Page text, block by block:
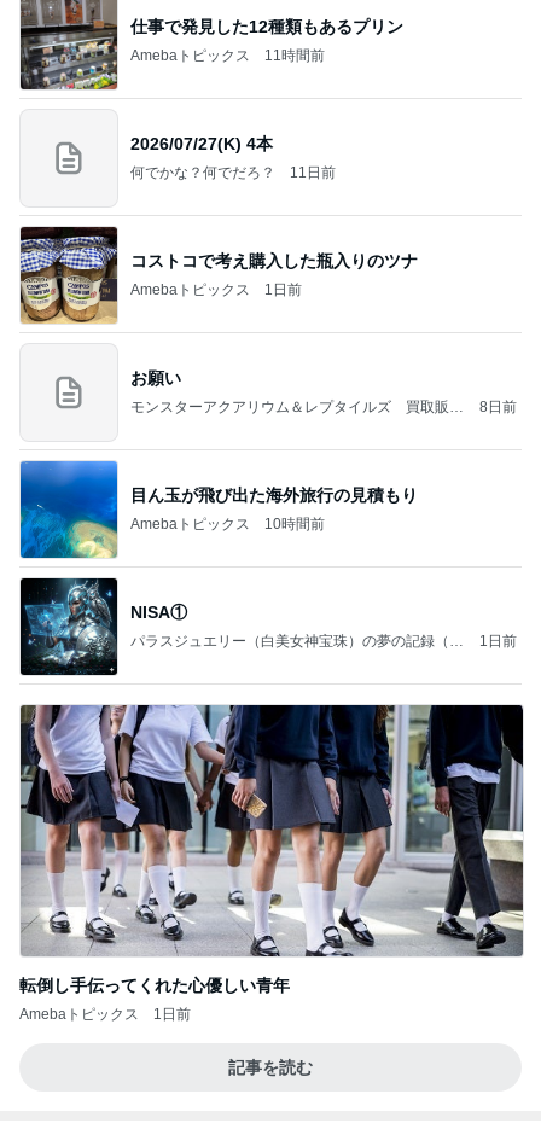
仕事で発見した12種類もあるプリン
Amebaトピックス 11時間前
2026/07/27(K) 4本
何でかな？何でだろ？ 11日前
コストコで考え購入した瓶入りのツナ
Amebaトピックス 1日前
お願い
モンスターアクアリウム＆レプタイルズ 買取販売
8日前
目ん玉が飛び出た海外旅行の見積もり
Amebaトピックス 10時間前
NISA①
パラスジュエリー（白美女神宝珠）の夢の記録（続
1日前
転倒し手伝ってくれた心優しい青年
Amebaトピックス 1日前
記事を読む